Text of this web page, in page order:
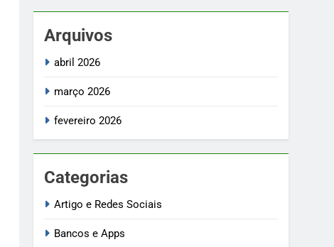
Arquivos
abril 2026
março 2026
fevereiro 2026
Categorias
Artigo e Redes Sociais
Bancos e Apps